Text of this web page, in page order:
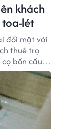
khách
toa-lét
đối mặt với
thuê trọ
bồn cầu
trà.